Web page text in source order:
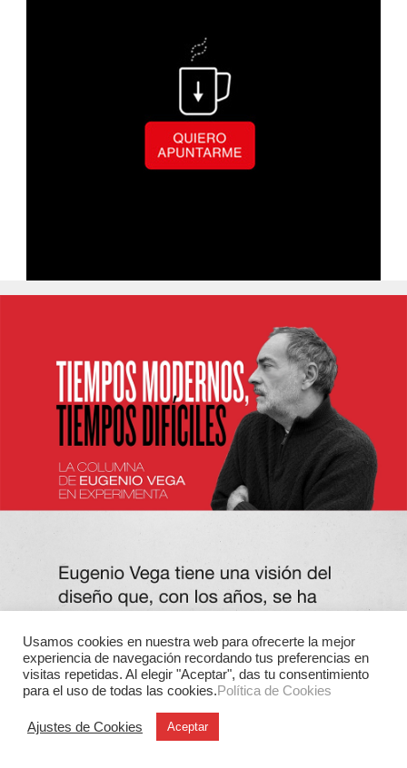
Usamos cookies en nuestra web para ofrecerte la mejor
experiencia de navegación recordando tus preferencias en
visitas repetidas. Al elegir "Aceptar", das tu consentimiento
para el uso de todas las cookies.Política de Cookies
Ajustes de Cookies Aceptar